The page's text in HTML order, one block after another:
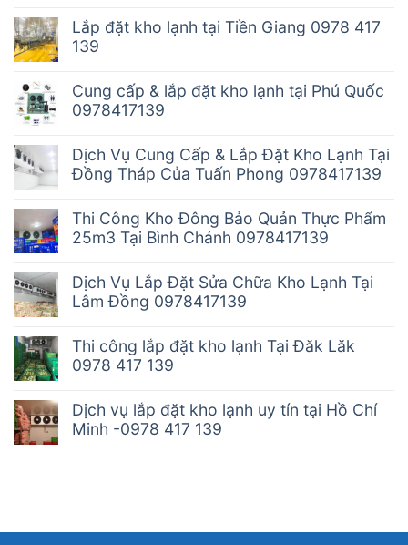
Lắp đặt kho lạnh tại Tiền Giang 0978 417
139
Cung cấp & lắp đặt kho lạnh tại Phú Quốc
0978417139
Dịch Vụ Cung Cấp & Lắp Đặt Kho Lạnh Tại
Đồng Tháp Của Tuấn Phong 0978417139
Thi Công Kho Đông Bảo Quản Thực Phẩm
25m3 Tại Bình Chánh 0978417139
Dịch Vụ Lắp Đặt Sửa Chữa Kho Lạnh Tại
Lâm Đồng 0978417139
Thi công lắp đặt kho lạnh Tại Đăk Lăk
0978 417 139
Dịch vụ lắp đặt kho lạnh uy tín tại Hồ Chí
Minh -0978 417 139